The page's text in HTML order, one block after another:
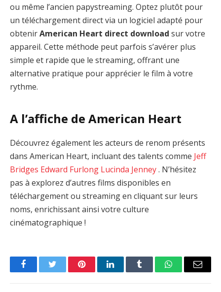
ou même l’ancien papystreaming. Optez plutôt pour
un téléchargement direct via un logiciel adapté pour
obtenirAmerican Heart direct download sur votre
appareil. Cette méthode peut parfois s’avérer plus
simple et rapide que le streaming, offrant une
alternative pratique pour apprécier le film à votre
rythme.
A l’affiche de American Heart
Découvrez également les acteurs de renom présents
dans American Heart, incluant des talents comme Jeff
Bridges Edward Furlong Lucinda Jenney. N’hésitez
pas à explorez d’autres films disponibles en
téléchargement ou streaming en cliquant sur leurs
noms, enrichissant ainsi votre culture
cinématographique !
FacebookTwitter PinterestLinkedInTumblr WhatsAppEmail